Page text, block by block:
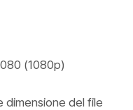
(1080p)
dimensione del file